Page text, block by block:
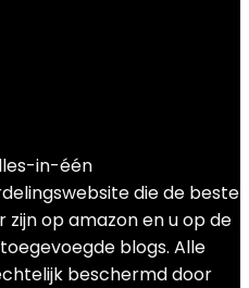
in-één
die de beste
op amazon en u op de
blogs. Alle
beschermd door